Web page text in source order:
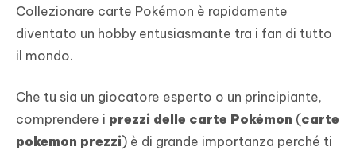
iAnyGo
Collezionare carte Pokémon è rapidamente
diventato un hobby entusiasmante tra i fan di tutto
il mondo.
Che tu sia un giocatore esperto o un principiante,
comprendere i prezzi delle carte Pokémon (carte
pokemon prezzi) è di grande importanza perché ti